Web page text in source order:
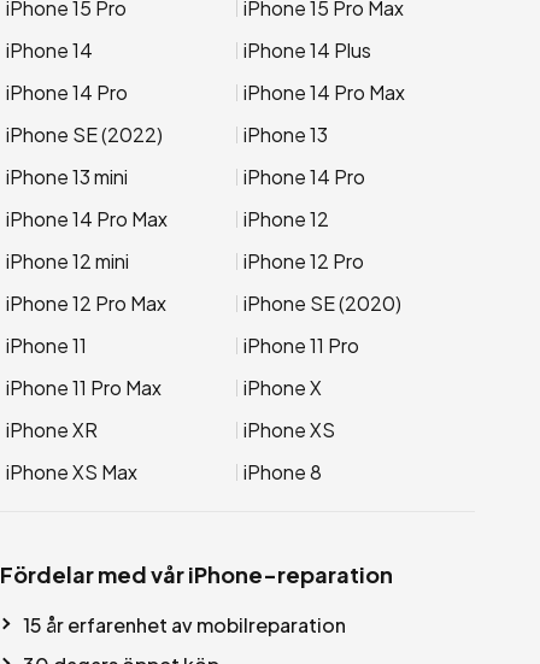
iPhone 15 Pro
iPhone 15 Pro Max
iPhone 14
iPhone 14 Plus
iPhone 14 Pro
iPhone 14 Pro Max
iPhone SE (2022)
iPhone 13
iPhone 13 mini
iPhone 14 Pro
iPhone 14 Pro Max
iPhone 12
iPhone 12 mini
iPhone 12 Pro
iPhone 12 Pro Max
iPhone SE (2020)
iPhone 11
iPhone 11 Pro
iPhone 11 Pro Max
iPhone X
iPhone XR
iPhone XS
iPhone XS Max
iPhone 8
Fördelar med vår iPhone-reparation
15 år erfarenhet av mobilreparation